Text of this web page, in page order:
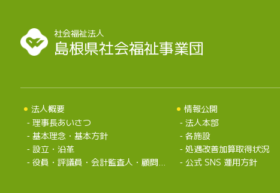
社会福祉法人
島根県社会福祉事業団
法人概要
理事長あいさつ
基本理念・基本方針
設立・沿革
役員・評議員・会計監査人・顧問弁護士・組織
情報公開
法人本部
各施設
処遇改善加算取得状況
公式 SNS 運用方針